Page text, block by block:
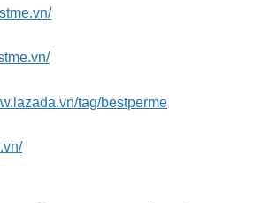
tag/bestperme